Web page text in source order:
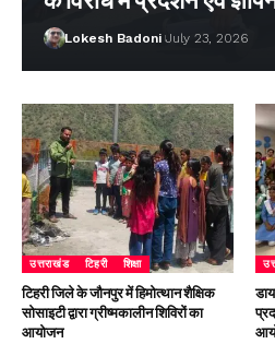
Lokesh Badoni July 23, 2026
उत्तराखंड टिहरी शिक्षा
टिहरी जिले के जौनपुर में हिमोत्थान शैक्षिक
सोसाइटी द्वारा ग्रीष्मकालीन शिविरों का
आयोजन